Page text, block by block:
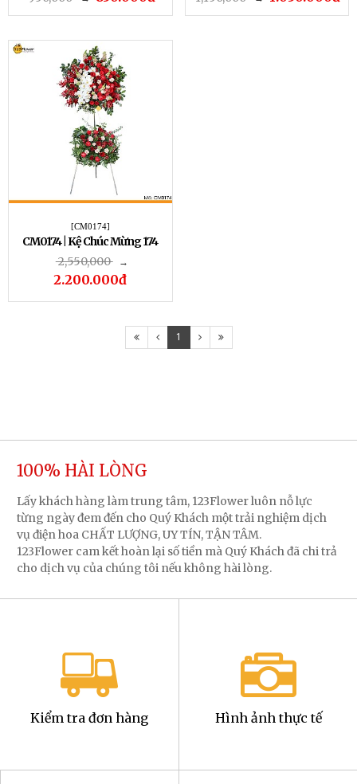
[CM0174]
CM0174 | Kệ Chúc Mừng 174
2,550,000
→
2.200.000đ
1
100% HÀI LÒNG
Lấy khách hàng làm trung tâm, 123Flower luôn nỗ lực
từng ngày đem đến cho Quý Khách một trải nghiệm dịch
vụ điện hoa CHẤT LƯỢNG, UY TÍN, TẬN TÂM.
123Flower cam kết hoàn lại số tiền mà Quý Khách đã chi trả
cho dịch vụ của chúng tôi nếu không hài lòng.
Kiểm tra đơn hàng Hình ảnh thực tế